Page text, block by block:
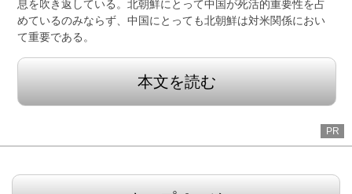
息を吹き返している。北朝鮮にとって中国が死活的重要性を占
めているのみならず、中国にとっても北朝鮮は対米関係におい
て重要である。
本文を読む
PR